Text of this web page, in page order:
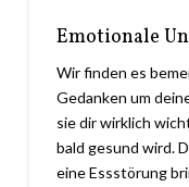
Emotionale
Wir finden es
Gedanken um
sie dir wirklich
bald gesund wird.
eine Essstörung